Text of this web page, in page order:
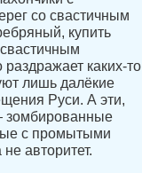
со свастичным
купить
каких-то
лишь далёкие
Руси. А эти,
зомбированные
с промытыми
авторитет.